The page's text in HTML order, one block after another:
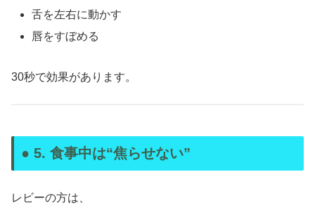
舌を左右に動かす
唇をすぼめる
30秒で効果があります。
● 5. 食事中は“焦らせない”
レビーの方は、